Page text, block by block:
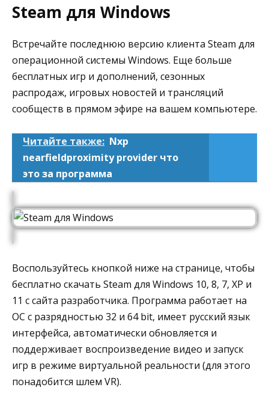
Steam для Windows
Встречайте последнюю версию клиента Steam для
операционной системы Windows. Еще больше
бесплатных игр и дополнений, сезонных
распродаж, игровых новостей и трансляций
сообществ в прямом эфире на вашем компьютере.
Читайте также: Nxp
nearfieldproximity provider что
это за программа
Воспользуйтесь кнопкой ниже на странице, чтобы
бесплатно скачать Steam для Windows 10, 8, 7, XP и
11 с сайта разработчика. Программа работает на
ОС с разрядностью 32 и 64 bit, имеет русский язык
интерфейса, автоматически обновляется и
поддерживает воспроизведение видео и запуск
игр в режиме виртуальной реальности (для этого
понадобится шлем VR).